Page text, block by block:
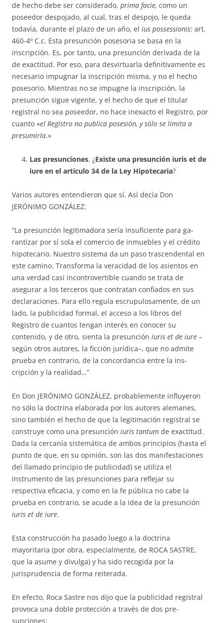
de hecho debe ser con­siderado, prima facie, como un
poseedor des­pojado, al cual, tras el des­po­jo, le queda
todavía, durante el plazo de un año, el ius possessionis: art.
460-4º C.c. Esta presunción posesoria se basa en la
inscripción. Es, por tanto, una presunción derivada de la
de exactitud. Por eso, para desvir­tuarla defi­niti­va­mente es
necesario impugnar la ins­crip­ción misma, y no el hecho
posesorio. Mientras no se impugne la ins­crip­ción, la
presunción sigue vigente, y el hecho de que el titular
registral no sea poseedor, no hace inexacto el Registro, por
cuan­­to «el Registro no pu­blica posesión, y sólo se limita a
presumirla.»
Las presunciones. ¿Existe una presunción iuris et de
iure en el artículo 34 de la Ley Hipotecaria?
Varios autores entendieron que sí. Así decía Don
JERÓNIMO GONZÁ­LEZ:
“La presunción legitimadora sería insuficiente para ga­
rantizar por sí so­la el comercio de inmuebles y el crédito
hipotecario. Nues­tro sistema da un paso trascendental en
este camino. Transforma la ve­racidad de los asientos en
una verdad casi incontrovertible cuando se trata de
asegurar a los terceros que contratan confiados en sus
decla­ra­ciones. Para ello regula escrupulosamente, de un
lado, la publicidad for­mal, el acceso a los libros del
Registro de cuantos tengan interés en cono­cer su
contenido, y de otro, sienta la presunción iuris et de iure –
según otros autores, la ficción ju­rídica–, que no admite
prueba en contrario, de la concordancia entre la ins­
cripción y la realidad…”
En Don JERÓNIMO GONZÁLEZ, probablemente influyeron
no sólo la doctrina elaborada por los autores alemanes,
sino también el hecho de que la legitimación registral se
construye como una presunción iuris tantum de exactitud.
Dada la cercanía sistemática de ambos principios (hasta el
punto de que, en su opinión, son las dos ma­ni­festaciones
del llamado prin­­­cipio de publicidad) se utiliza el
instrumento de las presunciones para re­flejar su
respectiva eficacia, y como en la fe pública no cabe la
prueba en contrario, se acude a la idea de la presunción
iuris et de iure.
Esta construcción ha pasado luego a la doctrina
mayoritaria (por obra, especialmente, de ROCA SASTRE,
que la asume y divulga) y ha sido reco­gida por la
jurisprudencia de forma reiterada.
En efecto, Roca Sastre nos dijo que la publicidad registral
pro­voca una doble protec­ción a través de dos pre­
sunciones: